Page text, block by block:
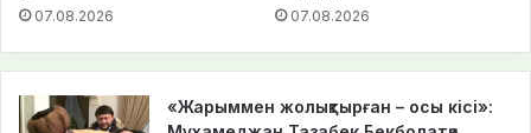
07.08.2026 07.08.2026
«Жарыммен жолықтырған – осы кісі»: